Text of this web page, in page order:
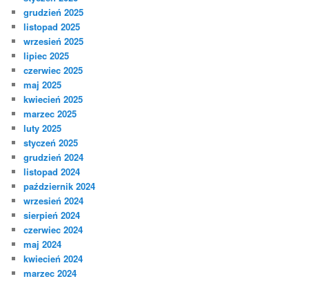
grudzień 2025
listopad 2025
wrzesień 2025
lipiec 2025
czerwiec 2025
maj 2025
kwiecień 2025
marzec 2025
luty 2025
styczeń 2025
grudzień 2024
listopad 2024
październik 2024
wrzesień 2024
sierpień 2024
czerwiec 2024
maj 2024
kwiecień 2024
marzec 2024